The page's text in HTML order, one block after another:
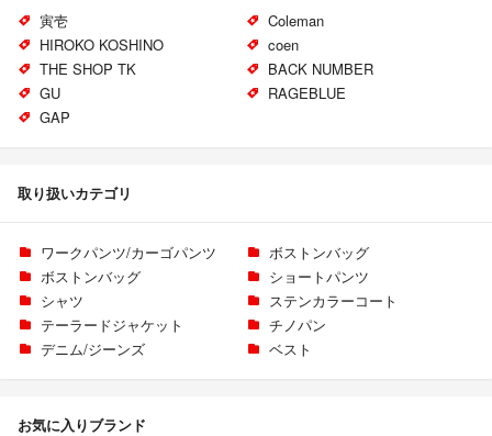
寅壱
Coleman
HIROKO KOSHINO
coen
THE SHOP TK
BACK NUMBER
GU
RAGEBLUE
GAP
取り扱いカテゴリ
ワークパンツ/カーゴパンツ
ボストンバッグ
ボストンバッグ
ショートパンツ
シャツ
ステンカラーコート
テーラードジャケット
チノパン
デニム/ジーンズ
ベスト
お気に入りブランド